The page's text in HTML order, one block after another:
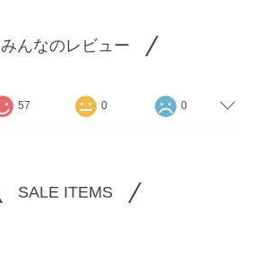
みんなのレビュー
57 0 0
SALE ITEMS